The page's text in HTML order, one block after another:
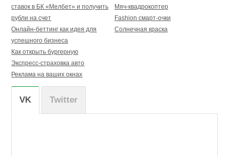
ставок в БК «Мелбет» и получить
рубли на счет
Онлайн-беттинг как идея для
успешного бизнеса
Как открыть бургерную
Экспресс-страховка авто
Реклама на ваших окнах
Мяч-квадрокоптер
Fashion смарт-очки
Солнечная краска
VK Twitter